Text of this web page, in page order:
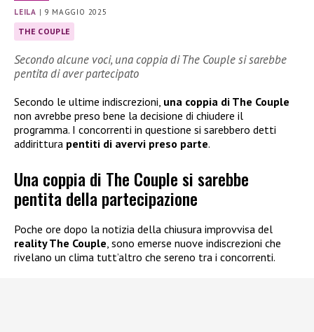
LEILA | 9 MAGGIO 2025
THE COUPLE
Secondo alcune voci, una coppia di The Couple si sarebbe
pentita di aver partecipato
Secondo le ultime indiscrezioni, una coppia di The Couple
non avrebbe preso bene la decisione di chiudere il
programma. I concorrenti in questione si sarebbero detti
addirittura pentiti di avervi preso parte.
Una coppia di The Couple si sarebbe
pentita della partecipazione
Poche ore dopo la notizia della chiusura improvvisa del
reality The Couple, sono emerse nuove indiscrezioni che
rivelano un clima tutt’altro che sereno tra i concorrenti.